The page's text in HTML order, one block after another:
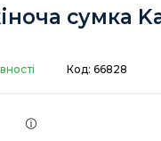
сумка
Код: 66828